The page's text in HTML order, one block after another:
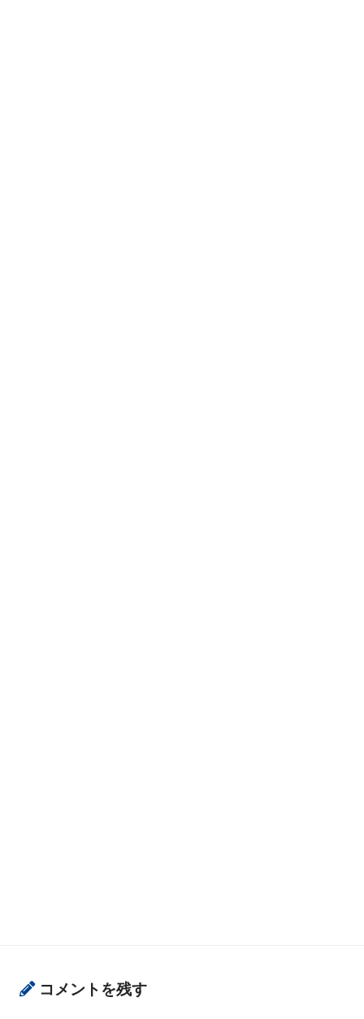
コメントを残す